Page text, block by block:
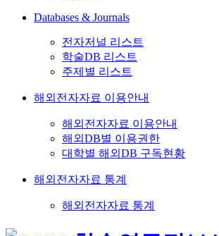
Databases & Journals
전자저널 리스트
학술DB 리스트
주제별 리스트
해외전자자료 이용안내
해외전자자료 이용안내
해외DB별 이용권한
대학별 해외DB 구독현황
해외전자자료 통계
해외전자자료 통계